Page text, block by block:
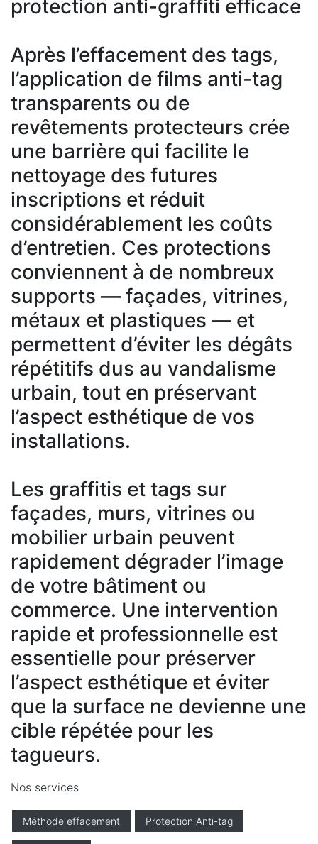
protection anti-graffiti efficace
Après l’effacement des tags,
l’application de films anti-tag
transparents ou de
revêtements protecteurs crée
une barrière qui facilite le
nettoyage des futures
inscriptions et réduit
considérablement les coûts
d’entretien. Ces protections
conviennent à de nombreux
supports — façades, vitrines,
métaux et plastiques — et
permettent d’éviter les dégâts
répétitifs dus au vandalisme
urbain, tout en préservant
l’aspect esthétique de vos
installations.
Les graffitis et tags sur
façades, murs, vitrines ou
mobilier urbain peuvent
rapidement dégrader l’image
de votre bâtiment ou
commerce. Une intervention
rapide et professionnelle est
essentielle pour préserver
l’aspect esthétique et éviter
que la surface ne devienne une
cible répétée pour les
tagueurs.
Nos services
Méthode effacement Protection Anti-tag